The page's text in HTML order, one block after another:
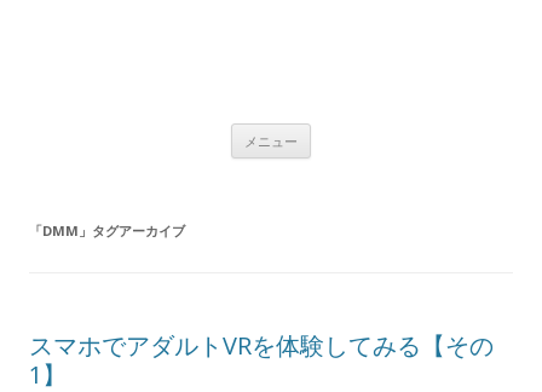
メニュー
「DMM 」タグアーカイブ
スマホでアダルトVRを体験してみる【その
1】